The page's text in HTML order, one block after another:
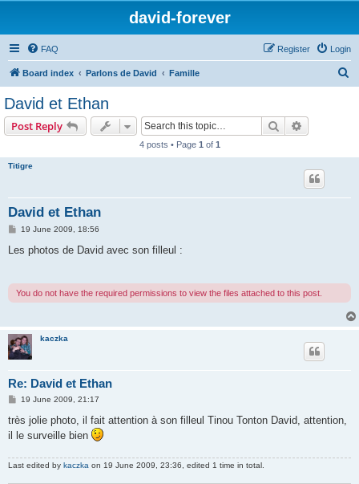
david-forever
FAQ Login
Register
Board index Parlons de David Famille
David et Ethan
Post Reply Search
4 posts • Page 1 of 1
Titigre
David et Ethan
P
s
19 June 2009, 18:56
Les photos de David avec son filleul :
You do not have the required permissions to view the files attached to this post.
kaczka
Re: David et Ethan
P
s
19 June 2009, 21:17
très jolie photo, il fait attention à son filleul Tinou Tonton David, attention,
il le surveille bien
Last edited by kaczka on 19 June 2009, 23:36, edited 1 time in total.